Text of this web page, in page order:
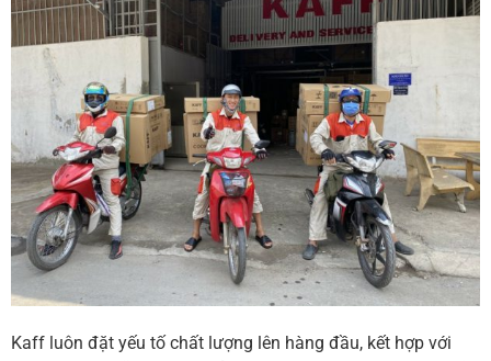
Kaff luôn đặt yếu tố chất lượng lên hàng đầu, kết hợp với